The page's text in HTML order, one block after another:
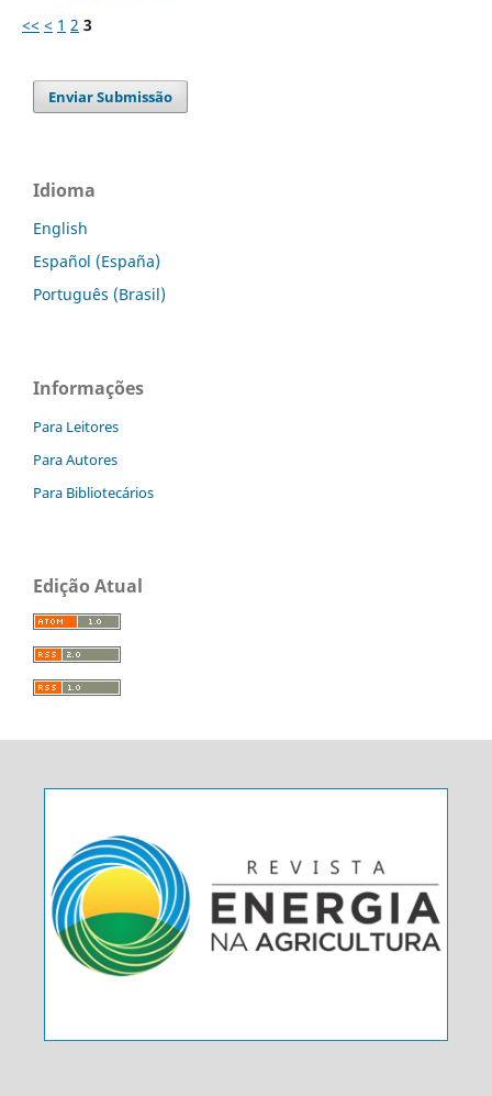
<< < 1 2 3
Enviar Submissão
Idioma
English
Español (España)
Português (Brasil)
Informações
Para Leitores
Para Autores
Para Bibliotecários
Edição Atual